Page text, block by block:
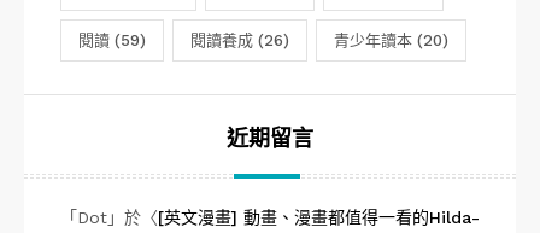
閱讀 (59) 閱讀養成 (26) 青少年讀本 (20)
近期留言
「 Dot」於〈[英文漫畫] 動畫、漫畫都值得一看的Hilda-